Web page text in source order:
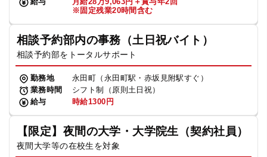
※固定残業20時間含む
相談予約部内の事務（土日祝バイト）
相談予約部をトータルサポート
勤務地
永田町（永田町駅・赤坂見附駅すぐ）
業務時間
シフト制（原則土日祝）
給与
時給1300円
【限定】夜間の大学・大学院生（契約社員）
夜間大学等の在校生を対象